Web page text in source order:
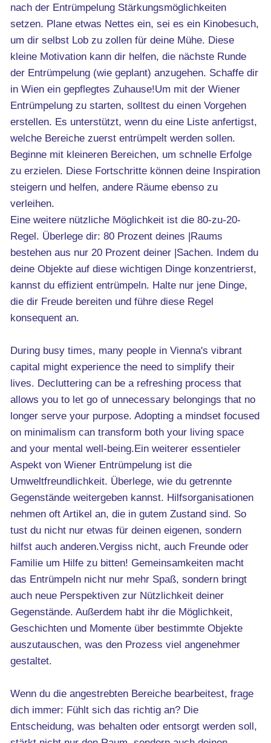
nach der Entrümpelung Stärkungsmöglichkeiten
setzen. Plane etwas Nettes ein, sei es ein Kinobesuch,
um dir selbst Lob zu zollen für deine Mühe. Diese
kleine Motivation kann dir helfen, die nächste Runde
der Entrümpelung (wie geplant) anzugehen. Schaffe dir
in Wien ein gepflegtes Zuhause!Um mit der Wiener
Entrümpelung zu starten, solltest du einen Vorgehen
erstellen. Es unterstützt, wenn du eine Liste anfertigst,
welche Bereiche zuerst entrümpelt werden sollen.
Beginne mit kleineren Bereichen, um schnelle Erfolge
zu erzielen. Diese Fortschritte können deine Inspiration
steigern und helfen, andere Räume ebenso zu
verleihen.
Eine weitere nützliche Möglichkeit ist die 80-zu-20-
Regel. Überlege dir: 80 Prozent deines |Raums
bestehen aus nur 20 Prozent deiner |Sachen. Indem du
deine Objekte auf diese wichtigen Dinge konzentrierst,
kannst du effizient entrümpeln. Halte nur jene Dinge,
die dir Freude bereiten und führe diese Regel
konsequent an.
During busy times, many people in Vienna's vibrant
capital might experience the need to simplify their
lives. Decluttering can be a refreshing process that
allows you to let go of unnecessary belongings that no
longer serve your purpose. Adopting a mindset focused
on minimalism can transform both your living space
and your mental well-being.Ein weiterer essentieler
Aspekt von Wiener Entrümpelung ist die
Umweltfreundlichkeit. Überlege, wie du getrennte
Gegenstände weitergeben kannst. Hilfsorganisationen
nehmen oft Artikel an, die in gutem Zustand sind. So
tust du nicht nur etwas für deinen eigenen, sondern
hilfst auch anderen.Vergiss nicht, auch Freunde oder
Familie um Hilfe zu bitten! Gemeinsamkeiten macht
das Entrümpeln nicht nur mehr Spaß, sondern bringt
auch neue Perspektiven zur Nützlichkeit deiner
Gegenstände. Außerdem habt ihr die Möglichkeit,
Geschichten und Momente über bestimmte Objekte
auszutauschen, was den Prozess viel angenehmer
gestaltet.
Wenn du die angestrebten Bereiche bearbeitest, frage
dich immer: Fühlt sich das richtig an? Die
Entscheidung, was behalten oder entsorgt werden soll,